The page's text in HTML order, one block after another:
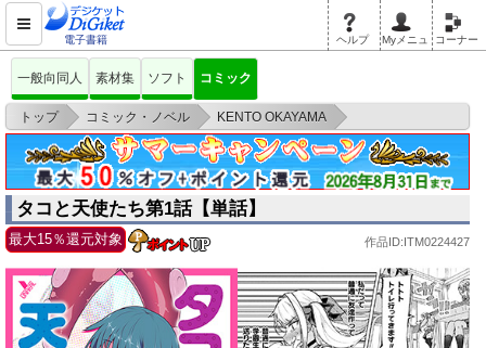
電子書籍 ヘルプ Myメニュ コーナー
一般向同人 素材集 ソフト コミック
トップ > コミック・ノベル > KENTO OKAYAMA
>
タコと天使たち第1話【単話】
タコと天使たち第1話【単話】
最大15％還元対象 作品ID:ITM0224427